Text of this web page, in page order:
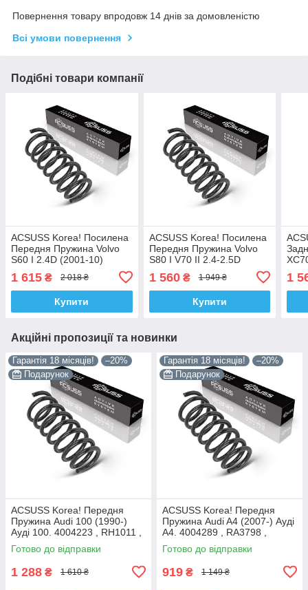
Повернення товару впродовж 14 днів за домовленістю
Всі умови повернення
Подібні товари компанії
ACSUSS Korea! Посилена
Передня Пружина Volvo
S60 I 2.4D (2001-10)
RC3459 , 998361 Аксусс
Корея
1 615 ₴ 2 018 ₴
Купити
ACSUSS Korea! Посилена
Передня Пружина Volvo
S80 I V70 II 2.4-2.5D
570 2. 4095831 , RC2887 ,
998362 Аксусс
1 560₴ 1 949 ₴
Купити
,1
Акційні пропозиції та новинки
Гарантія 18 місяців!
–20%
Подарунок
ACSUSS Korea! Передня
Пружина Audi 100 (1990-)
Ауді 100. 4004223 , RH1011 ,
997224. Аксусс Корея
Готово до відправки
1 288 ₴ 1 610 ₴
Гарантія 18 місяців!
–20%
Подарунок
ACSUSS Korea! Передня
Пружина Audi A4 (2007-) Ауді
А4. 4004289 , RA3798 ,
993124. Аксусс Корея
Готово до відправки
919 ₴ 1 149 ₴